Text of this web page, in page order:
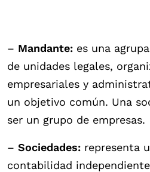
– Mandante: es una
de unidades legales,
empresariales y
un objetivo común. Una
ser un grupo de empresas.
– Sociedades: representa
contabilidad